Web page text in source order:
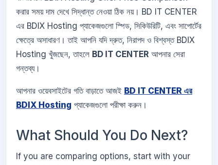
করার সময় দাম দেখে সিদ্ধান্ত নেওয়া ঠিক নয়। BD IT CENTER
এর BDIX Hosting প্যাকেজগুলো স্পিড, সিকিউরিটি, এবং সাপোর্টের
ক্ষেত্রে অসাধারণ। তাই আপনি যদি দ্রুত, নিরাপদ ও বিশ্বস্ত BDIX
Hosting খুঁজছেন, তাহলে BD IT CENTER আপনার সেরা
গন্তব্য।
আপনার ওয়েবসাইটের গতি বাড়াতে আজই BD IT CENTER এর
BDIX Hosting প্যাকেজগুলো পরীক্ষা করুন।
What Should You Do Next?
If you are comparing options, start with your